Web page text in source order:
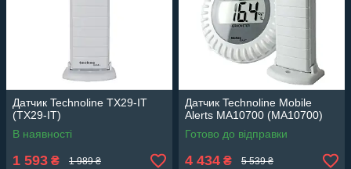
Датчик Technoline TX29-IT
(TX29-IT)
В наявності
1 593 ₴ 1 989 ₴
Датчик Technoline Mobile
Alerts MA10700 (MA10700)
Готово до відправки
4 434 ₴ 5 539 ₴